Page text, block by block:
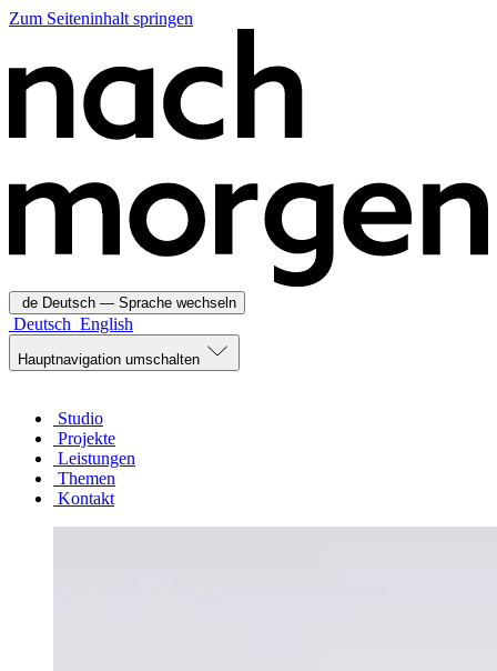
Zum Seiteninhalt springen
de Deutsch — Sprache wechseln
Deutsch English
Hauptnavigation umschalten
Studio
Projekte
Leistungen
Themen
Kontakt